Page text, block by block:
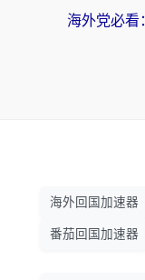
海外回国加速器
番茄回国加速器